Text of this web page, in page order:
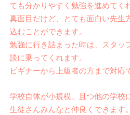
ても分かりやすく勉強を進めてく
真面目だけど、とても面白い先生
込むことができます。
勉強に行き詰まった時は、スタッ
談に乗ってくれます。
ビギナーから上級者の方まで対応
学校自体が小規模、且つ他の学校
生徒さんみんなと仲良くできます。